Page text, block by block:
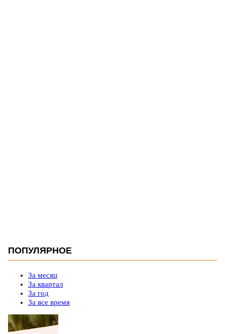
ПОПУЛЯРНОЕ
За месяц
За квартал
За год
За все время